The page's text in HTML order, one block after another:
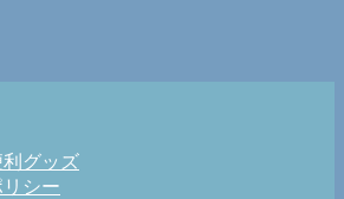
グッズ
シー